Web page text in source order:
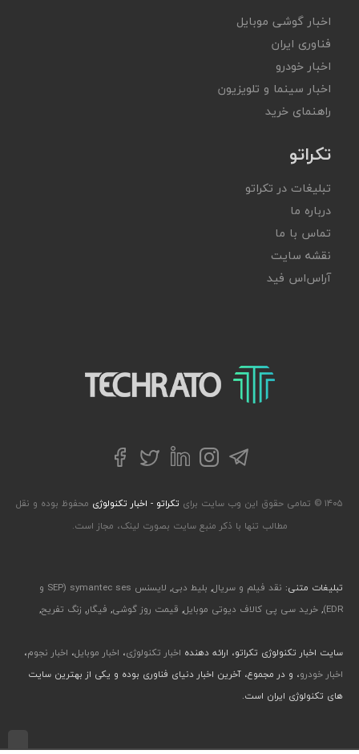
اخبار گوشی موبایل
فناوری ایران
اخبار خودرو
اخبار سینما و تلویزیون
راهنمای خرید
تکراتو
تبلیغات در تکراتو
درباره ما
تماس با ما
نقشه سایت
آر‌اس‌اس فید
تکراتو – زندگی با تکنولوژی
تلگراماینستاگرام
لینکداینتوییترفیسبوک
۱۴۰۵ © تمامی حقوق این وب سایت برای تکراتو - اخبار تکنولوژی محفوظ بوده و نقل
مطالب تنها با ذکر منبع سایت بصورت لینک، مجاز است.
تبلیغات متنی: نقد فیلم و سریال, بلیط دبی,
لایسنس symantec ses (SEP و
EDR)
, خرید سی پی کالاف دیوتی موبایل, قیمت روز گوشی, فیگار, زنگ تفریح,
سایت اخبار تکنولوژی تکراتو، ارائه دهنده اخبار تکنولوژی، اخبار موبایل، اخبار نجوم،
اخبار خودرو، و در مجموع، آخرین اخبار دنیای فناوری بوده و یکی از بهترین سایت
های تکنولوژی ایران است.